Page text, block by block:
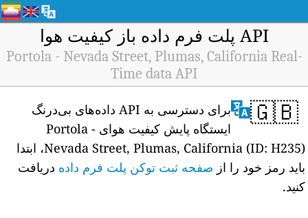
API پلت فرم داده باز کیفیت هوا
Portola - Nevada Street, Plumas, California Real-
Time data API
🇬🇧
برای دسترسی به API داده‌های بی‌درنگ
ایستگاه پایش کیفیت هوای Portola -
Nevada Street, Plumas, California (ID: H235)، ابتدا
باید رمز خود را از صفحه ثبت توکن پلت فرم داده دریافت
کنید.